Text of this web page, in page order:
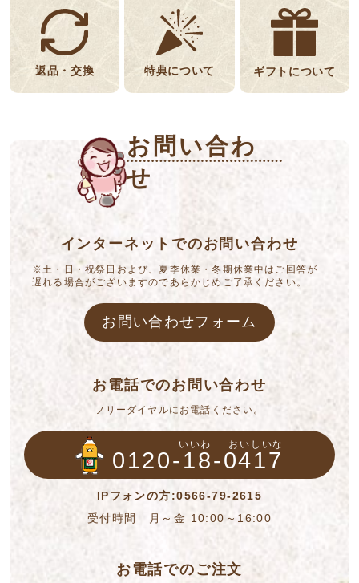
返品・交換 特典について ギフトについて
お問い合わ
せ
インターネットでのお問い合わせ
※土・日・祝祭日および、夏季休業・冬期休業中はご回答が
遅れる場合がございますのであらかじめご了承ください。
お問い合わせフォーム
お電話でのお問い合わせ
フリーダイヤルにお電話ください。
いいわ おいしいな
0120-18-0417
IPフォンの方:0566-79-2615
受付時間 月～金 10:00～16:00
お電話でのご注文